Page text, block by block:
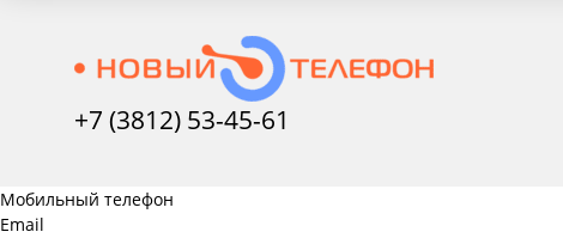
+7 (3812) 53-45-61
Мобильный телефон
Email